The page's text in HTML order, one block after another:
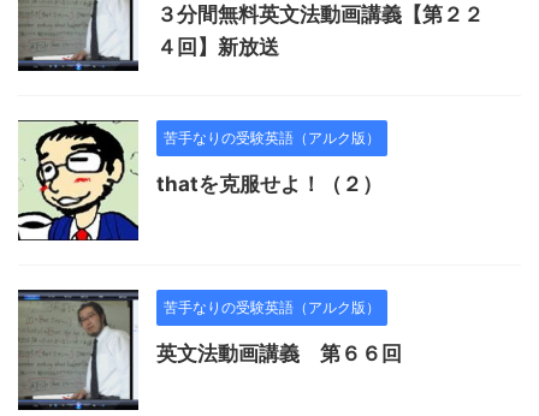
３分間無料英文法動画講義【第２２
４回】新放送
苦手なりの受験英語（アルク版）
thatを克服せよ！（２）
苦手なりの受験英語（アルク版）
英文法動画講義 第６６回